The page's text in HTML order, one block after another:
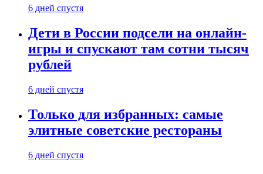
6 дней спустя
Дети в России подсели на онлайн-
игры и спускают там сотни тысяч
рублей
6 дней спустя
Только для избранных: самые
элитные советские рестораны
6 дней спустя